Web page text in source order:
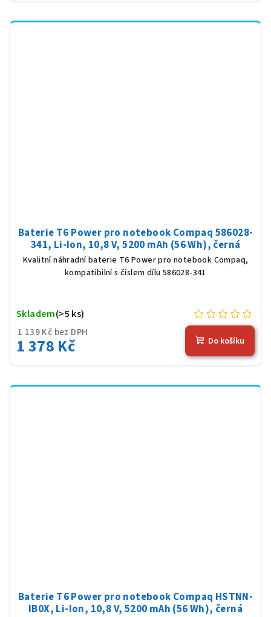
Baterie T6 Power pro notebook Compaq 586028-
341, Li-Ion, 10,8 V, 5200 mAh (56 Wh), černá
Kvalitní náhradní baterie T6 Power pro notebook Compaq,
kompatibilní s číslem dílu 586028-341
1 139 Kč bez DPH
1 378 Kč
Skladem(>5 ks)
Do košíku
Baterie T6 Power pro notebook Compaq HSTNN-
IB0X, Li-Ion, 10,8 V, 5200 mAh (56 Wh), černá